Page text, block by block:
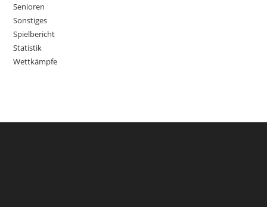
Senioren
Sonstiges
Spielbericht
Statistik
Wettkämpfe